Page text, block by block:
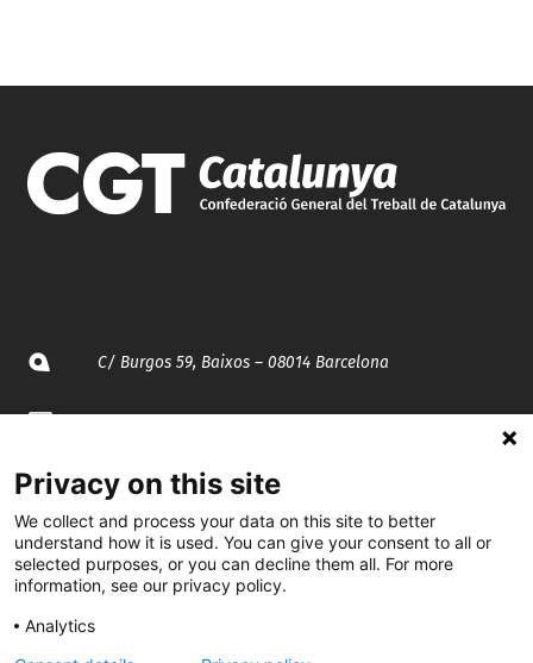
C/ Burgos 59, Baixos – 08014 Barcelona
935 120 481
@CGTCatalunya
cgtcatalunya
Privacy on this site
We collect and process your data on this site to better
understand how it is used. You can give your consent to all or
selected purposes, or you can decline them all. For more
information, see our privacy policy.
Analytics